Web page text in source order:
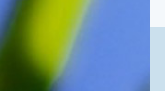
相信平日辛勞的爸爸知道你的
◎節氣俗諺1.「雷打秋，年冬
俗諺的意思是：立秋這一天如
果打雷，對二期水稻的收成會
言，立秋日是十分忌諱打雷的
喔！2.「六月秋，快溜溜；七